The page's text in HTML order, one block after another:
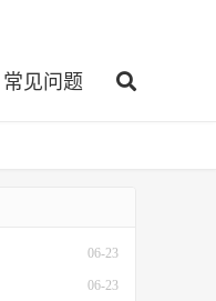
常见问题
06-23
06-23